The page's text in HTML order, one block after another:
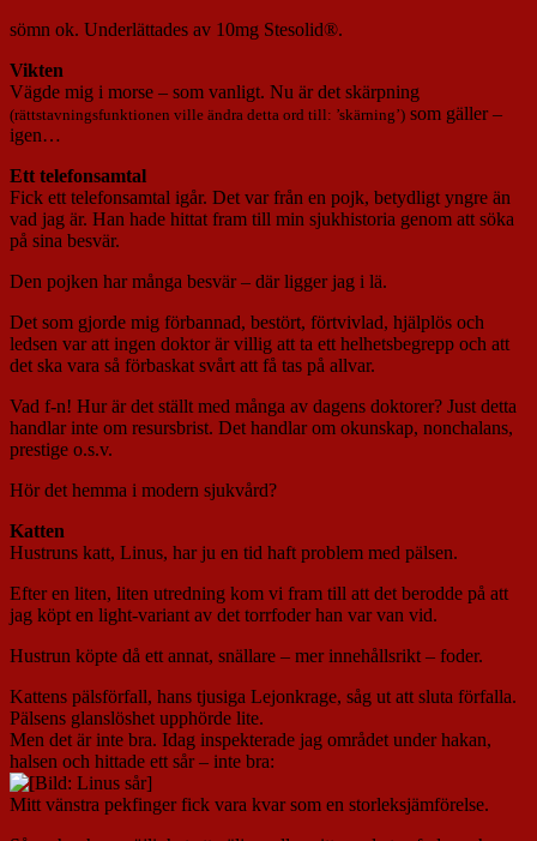
sömn ok. Underlättades av 10mg Stesolid®.
Vikten
Vägde mig i morse – som vanligt. Nu är det skärpning
(rättstavningsfunktionen ville ändra detta ord till: ’skärning’) som gäller –
igen…
Ett telefonsamtal
Fick ett telefonsamtal igår. Det var från en pojk, betydligt yngre än
vad jag är. Han hade hittat fram till min sjukhistoria genom att söka
på sina besvär.
Den pojken har många besvär – där ligger jag i lä.
Det som gjorde mig förbannad, bestört, förtvivlad, hjälplös och
ledsen var att ingen doktor är villig att ta ett helhetsbegrepp och att
det ska vara så förbaskat svårt att få tas på allvar.
Vad f-n! Hur är det ställt med många av dagens doktorer? Just detta
handlar inte om resursbrist. Det handlar om okunskap, nonchalans,
prestige o.s.v.
Hör det hemma i modern sjukvård?
Katten
Hustruns katt, Linus, har ju en tid haft problem med pälsen.
Efter en liten, liten utredning kom vi fram till att det berodde på att
jag köpt en light-variant av det torrfoder han var van vid.
Hustrun köpte då ett annat, snällare – mer innehållsrikt – foder.
Kattens pälsförfall, hans tjusiga Lejonkrage, såg ut att sluta förfalla.
Pälsens glanslöshet upphörde lite.
Men det är inte bra. Idag inspekterade jag området under hakan,
halsen och hittade ett sår – inte bra:
Mitt vänstra pekfinger fick vara kvar som en storleksjämförelse.